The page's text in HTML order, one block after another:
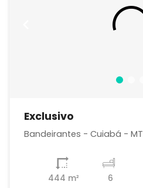
Exclusivo
Bandeirantes - Cuiabá - MT
444 m² 6